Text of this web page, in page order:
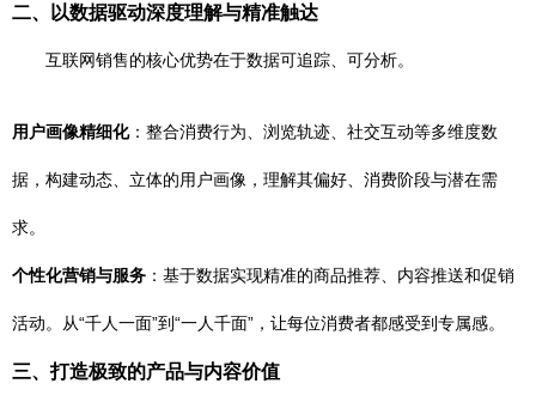
二、以数据驱动深度理解与精准触达
互联网销售的核心优势在于数据可追踪、可分析。
用户画像精细化：整合消费行为、浏览轨迹、社交互动等多维度数
据，构建动态、立体的用户画像，理解其偏好、消费阶段与潜在需
求。
个性化营销与服务 ：基于数据实现精准的商品推荐、内容推送和促销
活动。从“千人一面”到“一人千面”，让每位消费者都感受到专属感。
三、打造极致的产品与内容价值